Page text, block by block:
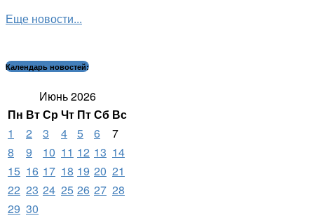
Еще новости...
Календарь новостей:
Июнь 2026
Пн ВтСрЧт ПтСб Вс
1
2 3 4 5 6
7
8
9 10 11 12 13 14
15 16 17 18 19 20 21
22 23 24 25 26 27 28
29 30